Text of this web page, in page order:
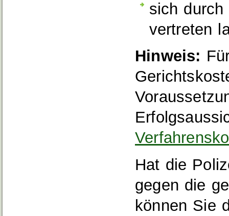
sich durch
vertreten
Hinweis:
Vor
Hat die
gegen die
können Sie